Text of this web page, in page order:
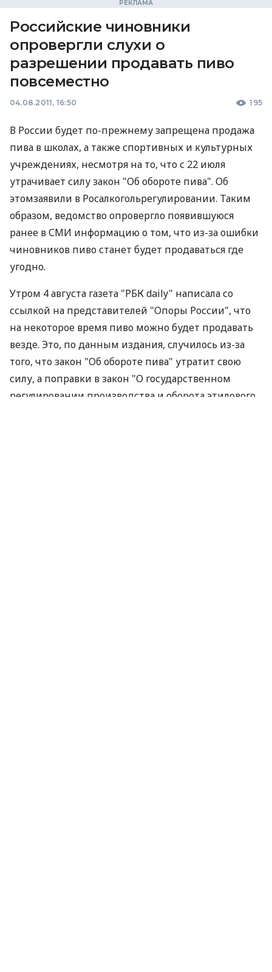
Российские чиновники
опровергли слухи о
разрешении продавать пиво
повсеместно
04.08.2011, 16:50 195
В России будет по-прежнему запрещена продажа
пива в школах, а также спортивных и культурных
учреждениях, несмотря на то, что с 22 июля
утрачивает силу закон "Об обороте пива". Об
этомзаявили в Росалкогольрегулировании. Таким
образом, ведомство опровергло появившуюся
ранее в СМИ информацию о том, что из-за ошибки
чиновников пиво станет будет продаваться где
угодно.
Утром 4 августа газета "РБК daily" написала со
ссылкой на представителей "Опоры России", что
на некоторое время пиво можно будет продавать
везде. Это, по данным издания, случилось из-за
того, что закон "Об обороте пива" утратит свою
силу, а поправки в закон "О государственном
регулировании производства и оборота этилового